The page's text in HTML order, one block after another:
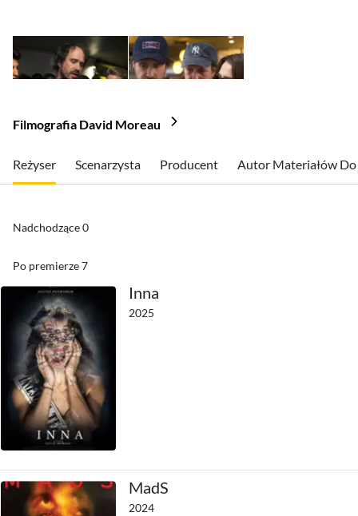
Filmografia David Moreau
Reżyser Scenarzysta Producent Autor Materiałów Do
Nadchodzące0
Po premierze7
Inna
2025
MadS
2024